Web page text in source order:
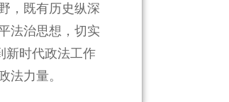
，既有历史纵深
法治思想，切实
新时代政法工作
法力量。